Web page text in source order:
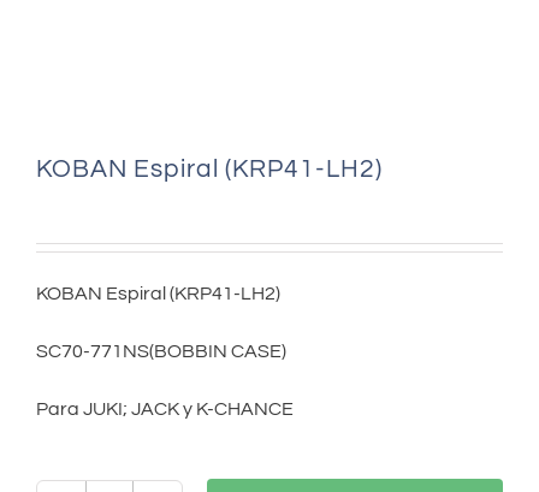
KOBAN Espiral (KRP41-LH2)
KOBAN Espiral (KRP41-LH2)
SC70-771NS(BOBBIN CASE)
Para JUKI; JACK y K-CHANCE